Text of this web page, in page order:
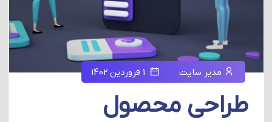
مدیر سایت
طراحی محصول